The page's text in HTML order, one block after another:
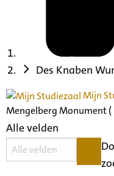
Des Knaben
Mijn
Mengelberg Monument (
Alle velden